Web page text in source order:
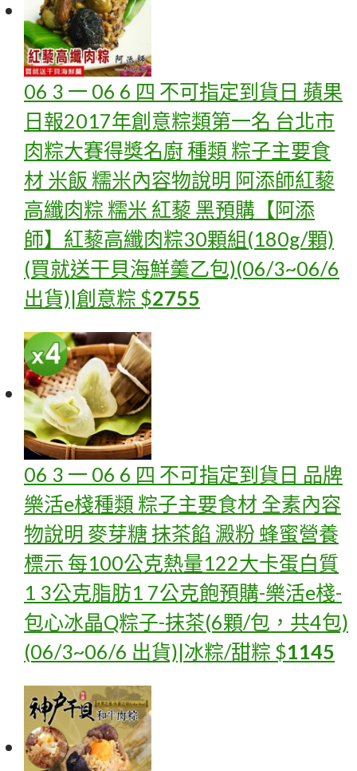
06 3 一 06 6 四 不可指定到貨日 蘋果
日報2017年創意粽類第一名 台北市
肉粽大賽得獎名廚 種類 粽子主要食
材 米飯 糯米內容物說明 阿添師紅藜
高纖肉粽 糯米 紅藜 黑預購【阿添
師】紅藜高纖肉粽30顆組(180g/顆)
(買就送干貝海鮮羹乙包)(06/3~06/6
出貨)|創意粽 $2755
06 3 一 06 6 四 不可指定到貨日 品牌
樂活e棧種類 粽子主要食材 全素內容
物說明 麥芽糖 抹茶餡 澱粉 蜂蜜營養
標示 每100公克熱量122大卡蛋白質
1 3公克脂肪1 7公克飽預購-樂活e棧-
包心冰晶Q粽子-抹茶(6顆/包，共4包)
(06/3~06/6 出貨)|冰粽/甜粽 $1145